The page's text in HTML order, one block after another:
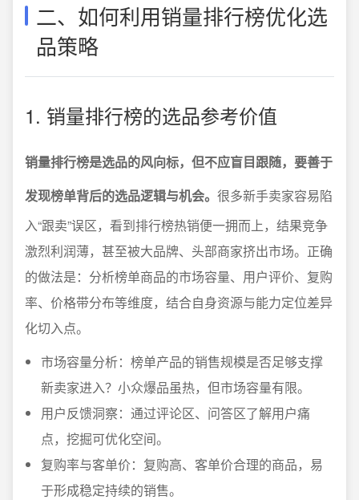
二、如何利用销量排行榜优化选
品策略
1. 销量排行榜的选品参考价值
销量排行榜是选品的风向标，但不应盲目跟随，要善于
发现榜单背后的选品逻辑与机会。 很多新手卖家容易陷
入“跟卖”误区，看到排行榜热销便一拥而上，结果竞争
激烈利润薄，甚至被大品牌、头部商家挤出市场。正确
的做法是：分析榜单商品的市场容量、用户评价、复购
率、价格带分布等维度，结合自身资源与能力定位差异
化切入点。
市场容量分析：榜单产品的销售规模是否足够支撑
新卖家进入？小众爆品虽热，但市场容量有限。
用户反馈洞察：通过评论区、问答区了解用户痛
点，挖掘可优化空间。
复购率与客单价：复购高、客单价合理的商品，易
于形成稳定持续的销售。